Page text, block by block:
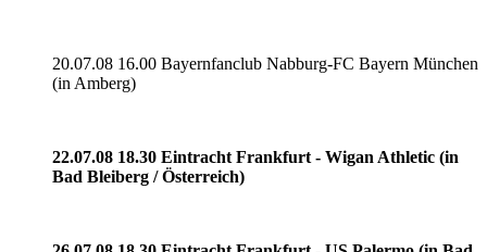
20.07.08 16.00 Bayernfanclub Nabburg-FC Bayern München
(in Amberg)
22.07.08 18.30 Eintracht Frankfurt - Wigan Athletic (in
Bad Bleiberg / Österreich)